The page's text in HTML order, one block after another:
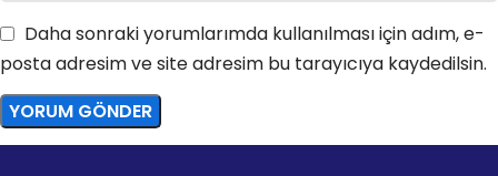
Daha sonraki yorumlarımda kullanılması için adım, e-
posta adresim ve site adresim bu tarayıcıya kaydedilsin.